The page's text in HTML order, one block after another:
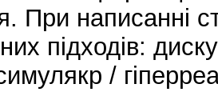
При написанні
підходів:
/